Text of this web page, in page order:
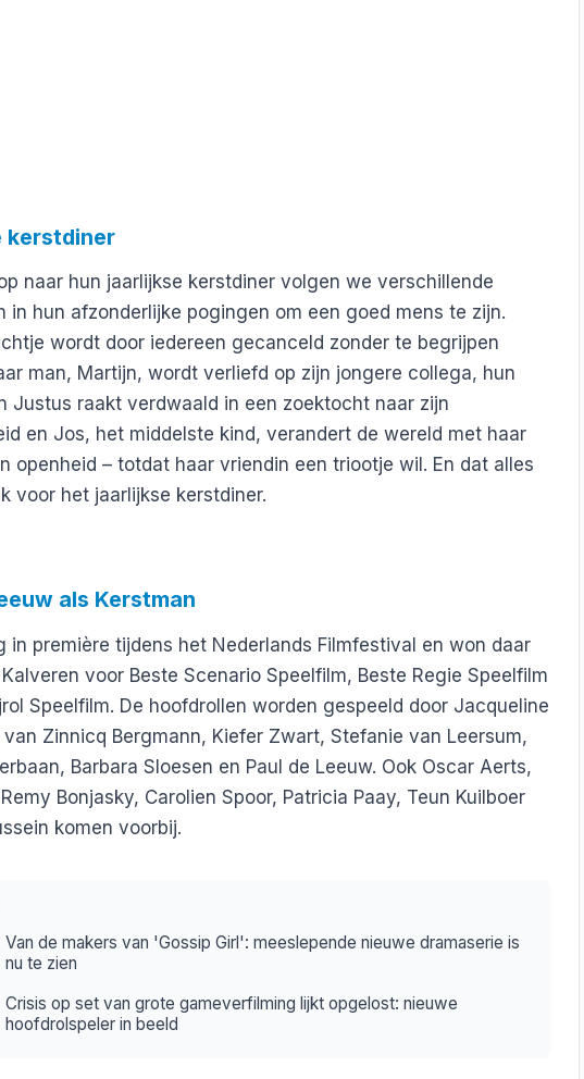
kerstdiner
naar hun jaarlijkse kerstdiner volgen we verschillende
in hun afzonderlijke pogingen om een goed mens te zijn.
wordt door iedereen gecanceld zonder te begrijpen
man, Martijn, wordt verliefd op zijn jongere collega, hun
Justus raakt verdwaald in een zoektocht naar zijn
en Jos, het middelste kind, verandert de wereld met haar
openheid – totdat haar vriendin een triootje wil. En dat alles
voor het jaarlijkse kerstdiner.
als Kerstman
in première tijdens het Nederlands Filmfestival en won daar
voor Beste Scenario Speelfilm, Beste Regie Speelfilm
Speelfilm. De hoofdrollen worden gespeeld door Jacqueline
van Zinnicq Bergmann, Kiefer Zwart, Stefanie van Leersum,
Barbara Sloesen en Paul de Leeuw. Ook Oscar Aerts,
Bonjasky, Carolien Spoor, Patricia Paay, Teun Kuilboer
komen voorbij.
Van de makers van 'Gossip Girl': meeslepende nieuwe dramaserie is
nu te zien
Crisis op set van grote gameverfilming lijkt opgelost: nieuwe
hoofdrolspeler in beeld